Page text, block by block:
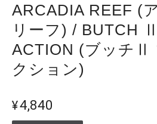
ARCADIA REEF (
リーフ) / BUTCH
ACTION (ブッチⅡ
クション)
¥4,840